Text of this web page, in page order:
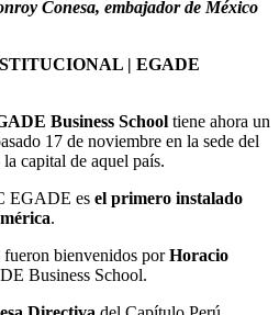
Conesa, embajador de México
| EGADE
Business School tiene ahora un
17 de noviembre en la sede del
capital de aquel país.
EGADE es el primero instalado
.
fueron bienvenidos porHoracio
Business School.